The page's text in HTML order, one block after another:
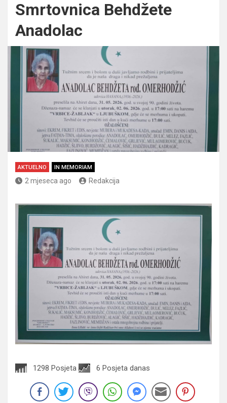
Smrtovnica Behdžete
Anadolac
AKTUELNO IN MEMORIAM
2 mjeseca ago Redakcija
1298 Posjeta 6 Posjeta danas